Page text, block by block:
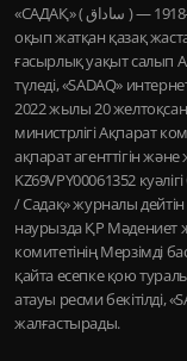
«САДАҚ» ( ساداق ) — 1915-1918 ж.ж Уфадағы «Ғалия» медресесінде
оқып жатқан қазақ
ғасырлық уақыт салып
түледі, «SADAQ»
2022 жылы 20
министрлігі Ақпарат
ақпарат агенттігін
KZ69VPY00061352
/ Садақ» журналы дейтін
наурызда ҚР Мәдениет
комитетінің Мерзімді
қайта есепке қою туралы
атауы ресми бекітілді,
жалғастырады.